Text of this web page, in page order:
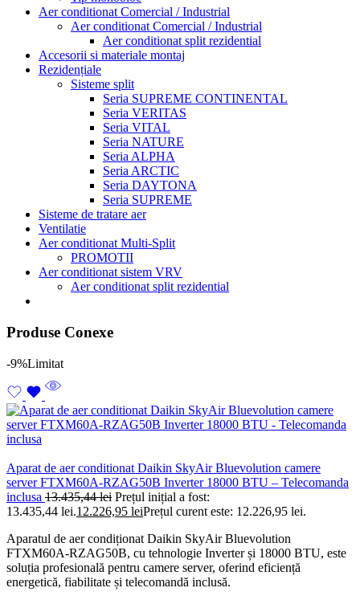
Aer conditionat Comercial / Industrial
Aer conditionat Comercial / Industrial
Aer conditionat split rezidential
Accesorii si materiale montaj
Rezidențiale
Sisteme split
Seria SUPREME CONTINENTAL
Seria VERITAS
Seria VITAL
Seria NATURE
Seria ALPHA
Seria ARCTIC
Seria DAYTONA
Seria SUPREME
Sisteme de tratare aer
Ventilatie
Aer conditionat Multi-Split
PROMOTII
Aer conditionat sistem VRV
Aer conditionat split rezidential
Produse Conexe
-9%Limitat
Aparat de aer conditionat Daikin SkyAir Bluevolution camere
server FTXM60A-RZAG50B Inverter 18000 BTU – Telecomanda
inclusa 13.435,44lei Prețul inițial a fost:
13.435,44 lei.12.226,95 leiPrețul curent este: 12.226,95 lei.
Aparatul de aer condiționat Daikin SkyAir Bluevolution
FTXM60A-RZAG50B, cu tehnologie Inverter și 18000 BTU, este
soluția profesională pentru camere server, oferind eficiență
energetică, fiabilitate și telecomandă inclusă.